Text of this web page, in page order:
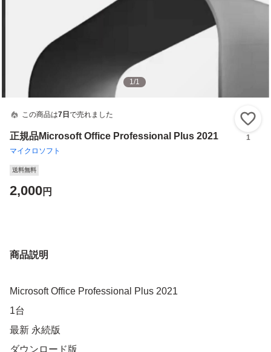
1/1
この商品は7日 で売れました
正規品Microsoft Office Professional Plus 2021
マイクロソフト
1
送料無料
2,000円
商品説明
Microsoft Office Professional Plus 2021
1台
最新 永続版
ダウンロード版